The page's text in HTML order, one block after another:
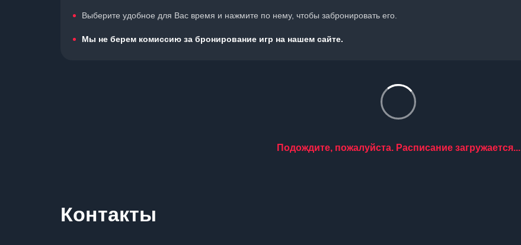
Выберите удобное для Вас время и нажмите по нему, чтобы забронировать его.
Мы не берем комиссию за бронирование игр на нашем сайте.
Подождите, пожалуйста. Расписание загружается...
Контакты